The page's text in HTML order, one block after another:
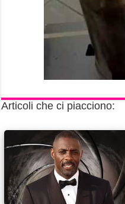
Articoli che ci piacciono: